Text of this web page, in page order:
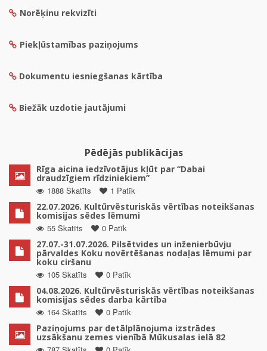
Norēķinu rekvizīti
Piekļūstamības paziņojums
Dokumentu iesniegšanas kārtība
Biežāk uzdotie jautājumi
Pēdējās publikācijas
Rīga aicina iedzīvotājus kļūt par “Dabai
draudzīgiem rīdziniekiem”
1888 Skatīts
1 Patīk
22.07.2026. Kultūrvēsturiskās vērtības noteikšanas
komisijas sēdes lēmumi
55 Skatīts
0 Patīk
27.07.-31.07.2026. Pilsētvides un inženierbūvju
pārvaldes Koku novērtēšanas nodaļas lēmumi par
koku ciršanu
105 Skatīts
0 Patīk
04.08.2026. Kultūrvēsturiskās vērtības noteikšanas
komisijas sēdes darba kārtība
164 Skatīts
0 Patīk
Paziņojums par detālplānojuma izstrādes
uzsākšanu zemes vienībā Mūkusalas ielā 82